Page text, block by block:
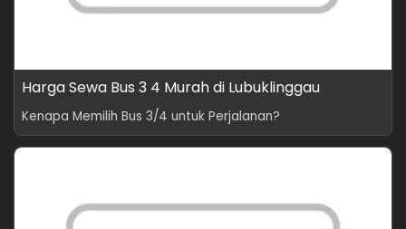
Harga Sewa Bus 3 4 Murah di Lubuklinggau
Kenapa Memilih Bus 3/4 untuk Perjalanan?